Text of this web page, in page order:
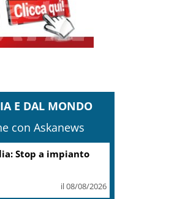
E DAL MONDO
con Askanews
Stop a impianto
il 08/08/2026